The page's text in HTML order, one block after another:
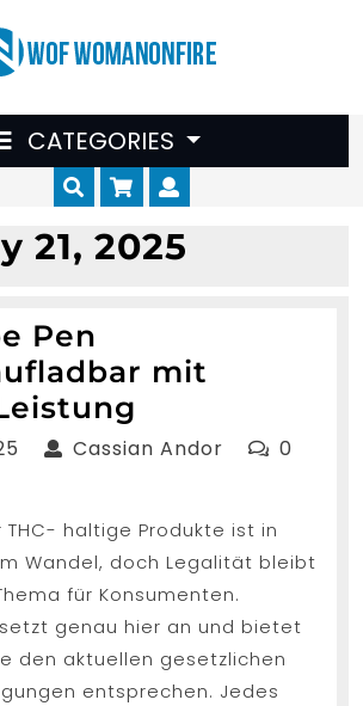
CATEGORIES
Cart
21, 2025
Pen
mit
Vape
mit
starker
Leistung
May Cassian Andor Cassian
0
THC- haltige Produkte ist in
Wandel, doch Legalität bleibt
für Konsumenten.
genau hier an und bietet
den aktuellen gesetzlichen
entsprechen. Jedes